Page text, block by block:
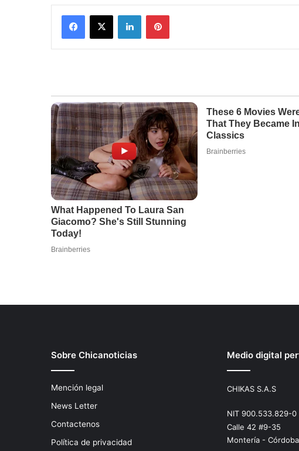
Facebook
X LinkedInPinterest
Sobre Chicanoticias
Mención legal
News Letter
Contactenos
Política de privacidad
Medio digital
CHIKAS S.A.S
NIT 900.533.829-0
Calle 42 #9-35
Montería - Córdoba